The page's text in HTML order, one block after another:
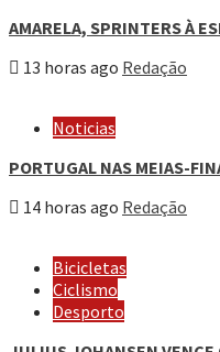
AMARELA, SPRINTERS À
13 horas ago Redação
Noticias
PORTUGAL NAS MEIAS-
14 horas ago Redação
Bicicletas
Ciclismo
Desporto